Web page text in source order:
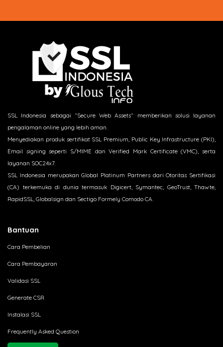
SSL Indonesia sebagai “Secure Web Assets“ memberikan solusi layanan
pengalaman online yang lebih aman.
Menyediakan produk sertifikat SSL Premium, Public Key Infrastructure (PKI),
Email signing seperti S/MIME dan Verified Mark Certificate (VMC), serta
layanan SOC24x7.
SSL Indonesia merupakan Global Platinum Partners dari Otoritas Sertifikasi
(CA) terkemuka di dunia termasuk Digicert, Symantec, GeoTrust, Thawte,
RapidSSL, Globalsign dan Sectigo Formely Comodo CA.
Bantuan
Cara Pembelian
Cara Pembayaran
Validasi SSL
Generate CSR
Instalasi SSL
Frequently Asked Question